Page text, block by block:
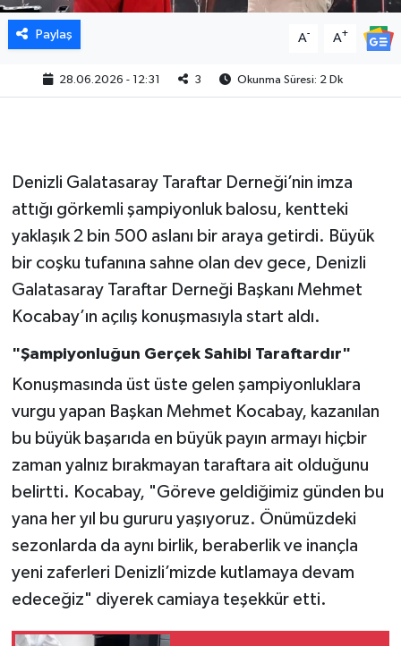
Paylaş A- A+
28.06.2026 - 12:31 3 Okunma Süresi: 2 Dk
Denizli Galatasaray Taraftar Derneği’nin imza
attığı görkemli şampiyonluk balosu, kentteki
yaklaşık 2 bin 500 aslanı bir araya getirdi. Büyük
bir coşku tufanına sahne olan dev gece, Denizli
Galatasaray Taraftar Derneği Başkanı Mehmet
Kocabay’ın açılış konuşmasıyla start aldı.
"Şampiyonluğun Gerçek Sahibi Taraftardır"
Konuşmasında üst üste gelen şampiyonluklara
vurgu yapan Başkan Mehmet Kocabay, kazanılan
bu büyük başarıda en büyük payın armayı hiçbir
zaman yalnız bırakmayan taraftara ait olduğunu
belirtti. Kocabay, "Göreve geldiğimiz günden bu
yana her yıl bu gururu yaşıyoruz. Önümüzdeki
sezonlarda da aynı birlik, beraberlik ve inançla
yeni zaferleri Denizli’mizde kutlamaya devam
edeceğiz" diyerek camiaya teşekkür etti.